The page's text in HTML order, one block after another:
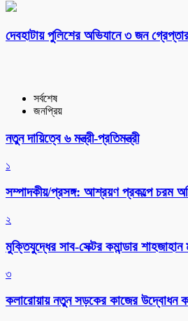
দেবহাটায় পুলিশের অভিযানে ৩ জন
সর্বশেষ
জনপ্রিয়
নতুন দায়িত্বে ৬ মন্ত্রী-প্রতিমন্ত্রী
১
সম্পাদকীয়/প্রসঙ্গ: আশ্রয়ণ প্রকল্পে চরম
২
মুক্তিযুদ্ধের সাব-সেক্টর কমান্ডার শাহজাহান
৩
কলারোয়ায় নতুন সড়কের কাজের উদ্বোধন